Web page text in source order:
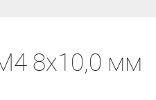
8x10,0 мм